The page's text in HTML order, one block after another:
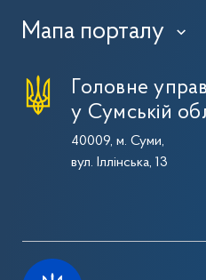
Мапа порталу ›
Головне
у Сумській
40009, м. Суми,
вул. Іллінська, 13